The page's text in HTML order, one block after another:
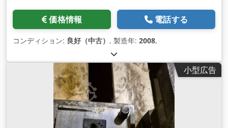
価格情報 電話する
コンディション: 良好（中古） , 製造年: 2008,
小型広告